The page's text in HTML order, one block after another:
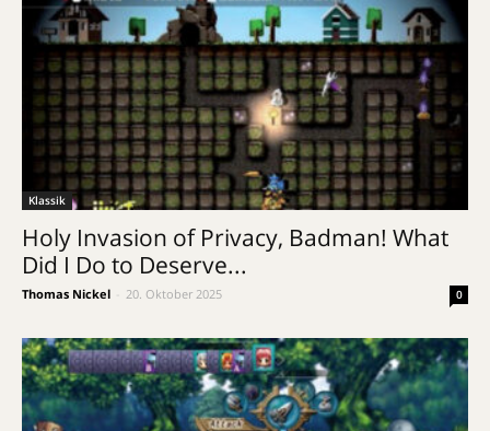
Klassik
Holy Invasion of Privacy, Badman! What
Did I Do to Deserve...
Thomas Nickel 20. Oktober 2025 0